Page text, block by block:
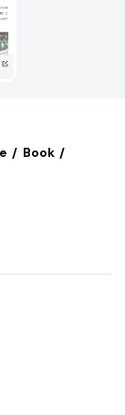
Book